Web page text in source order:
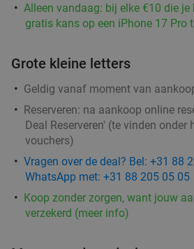
Alleen vandaag: bij elke €10 die je
gratis kans op een iPhone 17 Pro
Grote kleine letters
Geldig vanaf moment van
Reserveren: na aankoop online
Deal Reserveren' (te vinden onder
vouchers)
Vragen over de deal? Bel: +31 88
WhatsApp met: +31 88 205 05 05
Koop zonder zorgen, want jouw
verzekerd (meer info)